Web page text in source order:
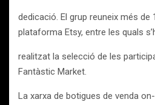
dedicació. El grup reuneix més de
plataforma Etsy, entre les quals
realitzat la selecció de les
Fantàstic Market.
La xarxa de botigues de venda